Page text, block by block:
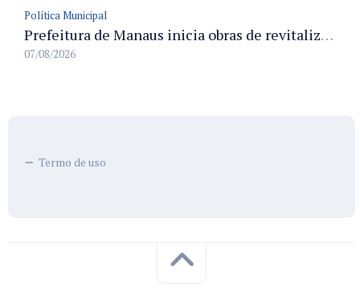
Política Municipal
Prefeitura de Manaus inicia obras de revitalização na passarela Max Teixeira para ampliar segurança e mobilidade urbana
07/08/2026
Termo de uso